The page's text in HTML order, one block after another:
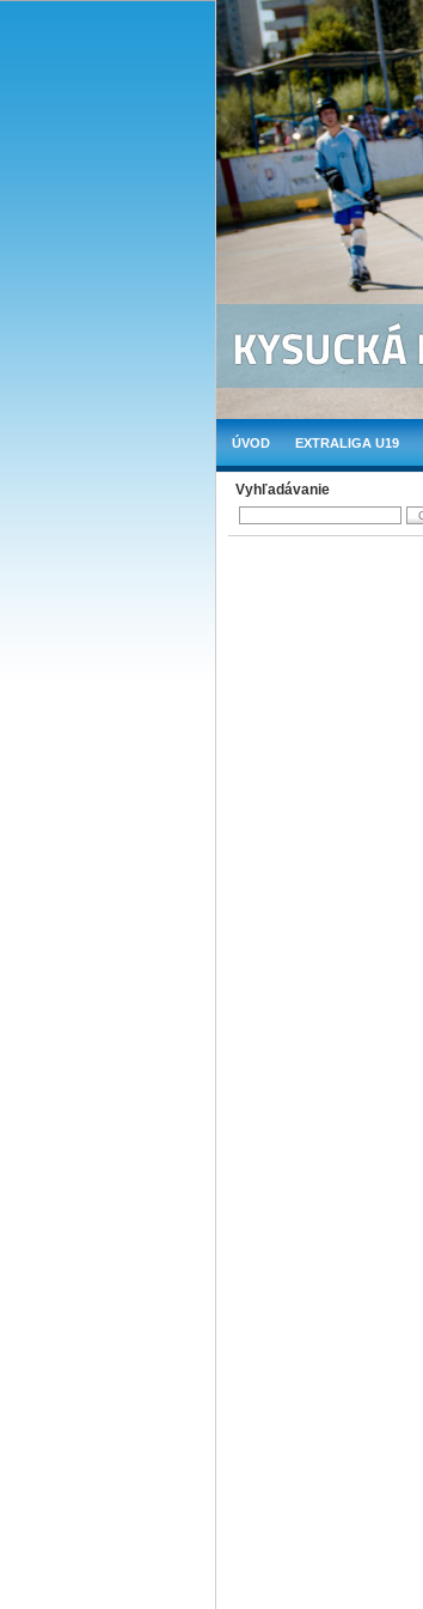
ÚVOD EXTRALIGA U19
Vyhľadávanie